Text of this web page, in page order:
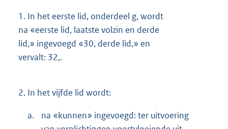
1. In het eerste lid, onderdeel g, wordt
na «eerste lid, laatste volzin en derde
lid,» ingevoegd «30, derde lid,» en
vervalt: 32,.
2. In het vijfde lid wordt:
a.
na «kunnen» ingevoegd: ter uitvoering